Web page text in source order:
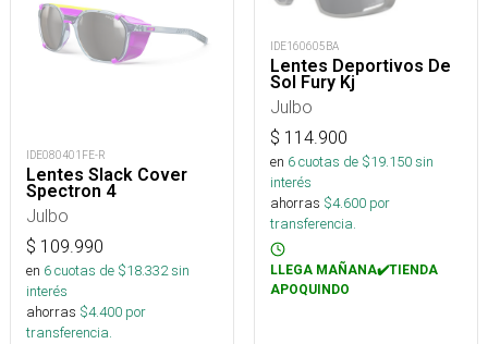
IDE080401FE-R
Lentes Slack Cover
Spectron 4
Julbo
$ 109.990
en 6cuotas de $18.332sin
interés
ahorras $4.400 por
transferencia.
IDE160605BA
Lentes Deportivos De
Sol Fury Kj
Julbo
$ 114.900
en 6cuotas de $19.150sin
interés
ahorras $4.600 por
transferencia.
LLEGA MAÑANA✔️TIENDA
APOQUINDO